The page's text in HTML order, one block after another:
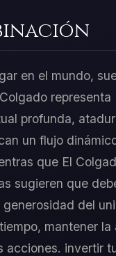
en el mundo,
representa
profunda,
un flujo
que El
sugieren que
del
mantener
acciones. invertir